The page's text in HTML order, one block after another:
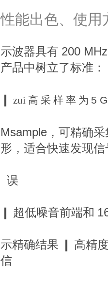
性能出色、使
示波器具有 200 MHz
产品中树立了标准：
zui 高 采 样 率 为 5
Msample ，可精确
形，适合快速发现信
误
超低噪音前端和
示精确结果
高精
信